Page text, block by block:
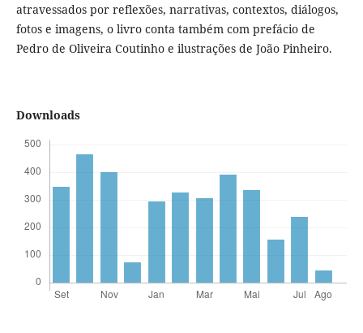
atravessados por reflexões, narrativas, contextos, diálogos,
fotos e imagens, o livro conta também com prefácio de
Pedro de Oliveira Coutinho e ilustrações de João Pinheiro.
Downloads